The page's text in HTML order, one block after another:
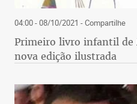
04:00 - 08/10/2021 - Compartilhe
Primeiro livro infantil de
nova edição ilustrada